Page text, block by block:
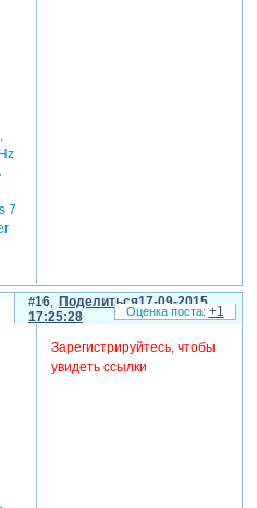
7
Поделиться
16
17-09-2015
17:25:28
Зарегистрируйтесь, чтобы
увидеть ссылки
+1